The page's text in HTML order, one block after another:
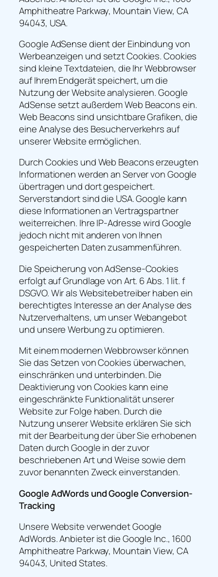
Amphitheatre Parkway, Mountain View, CA
94043, USA.
Google AdSense dient der Einbindung von
Werbeanzeigen und setzt Cookies. Cookies
sind kleine Textdateien, die Ihr Webbrowser
auf Ihrem Endgerät speichert, um die
Nutzung der Website analysieren. Google
AdSense setzt außerdem Web Beacons ein.
Web Beacons sind unsichtbare Grafiken, die
eine Analyse des Besucherverkehrs auf
unserer Website ermöglichen.
Durch Cookies und Web Beacons erzeugten
Informationen werden an Server von Google
übertragen und dort gespeichert.
Serverstandort sind die USA. Google kann
diese Informationen an Vertragspartner
weiterreichen. Ihre IP-Adresse wird Google
jedoch nicht mit anderen von Ihnen
gespeicherten Daten zusammenführen.
Die Speicherung von AdSense-Cookies
erfolgt auf Grundlage von Art. 6 Abs. 1 lit. f
DSGVO. Wir als Websitebetreiber haben ein
berechtigtes Interesse an der Analyse des
Nutzerverhaltens, um unser Webangebot
und unsere Werbung zu optimieren.
Mit einem modernen Webbrowser können
Sie das Setzen von Cookies überwachen,
einschränken und unterbinden. Die
Deaktivierung von Cookies kann eine
eingeschränkte Funktionalität unserer
Website zur Folge haben. Durch die
Nutzung unserer Website erklären Sie sich
mit der Bearbeitung der über Sie erhobenen
Daten durch Google in der zuvor
beschriebenen Art und Weise sowie dem
zuvor benannten Zweck einverstanden.
Google AdWords und Google Conversion-
Tracking
Unsere Website verwendet Google
AdWords. Anbieter ist die Google Inc., 1600
Amphitheatre Parkway, Mountain View, CA
94043, United States.